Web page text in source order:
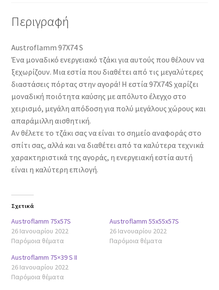
Περιγραφή
Austroflamm 97X74 S
Ένα μοναδικό ενεργειακό τζάκι για αυτούς που θέλουν να
ξεχωρίζουν. Μια εστία που διαθέτει από τις μεγαλύτερες
διαστάσεις πόρτας στην αγορά! Η εστία 97Χ74S χαρίζει
μοναδική ποιότητα καύσης με απόλυτο έλεγχο στο
χειρισμό, μεγάλη απόδοση για πολύ μεγάλους χώρους και
απαράμιλλη αισθητική.
Αν θέλετε το τζάκι σας να είναι το σημείο αναφοράς στο
σπίτι σας, αλλά και να διαθέτει από τα καλύτερα τεχνικά
χαρακτηριστικά της αγοράς, η ενεργειακή εστία αυτή
είναι η καλύτερη επιλογή.
Σχετικά
Austroflamm 75x57S
26 Ιανουαρίου 2022
Παρόμοια θέματα
Austroflamm 55x55x57S
26 Ιανουαρίου 2022
Παρόμοια θέματα
Austroflamm 75×39 S II
26 Ιανουαρίου 2022
Παρόμοια θέματα